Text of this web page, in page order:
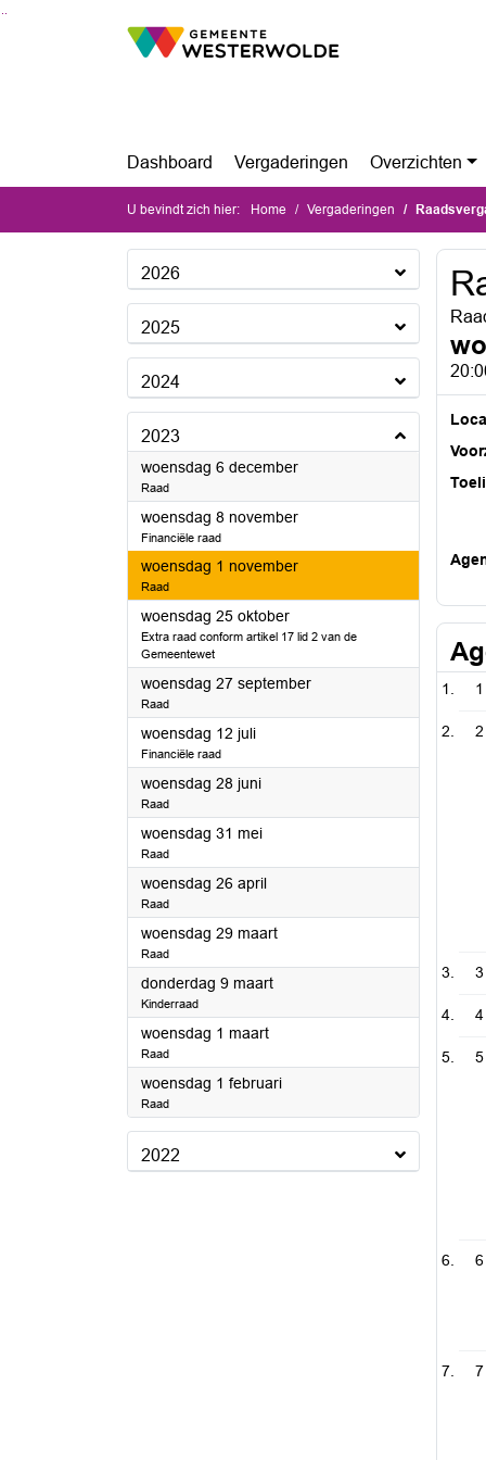
Ga naar de inhoud van deze pagina
Ga naar het zoeken
Ga naar het menu
Dashboard Vergaderingen Overzichten
U bevindt zich hier: Home Vergaderingen
2026
2025
2024
2023
woensdag 6 december2023
Raad
woensdag 8 november2023
Financiële raad
woensdag 1 november2023
Raad
woensdag 25 oktober2023
Extra raad conform artikel 17 lid 2 van de
Gemeentewet
woensdag 27 september2023
Raad
woensdag 12 juli2023
Financiële raad
woensdag 28 juni2023
Raad
woensdag 31 mei2023
Raad
woensdag 26 april2023
Raad
woensdag 29 maart2023
Raad
donderdag 9 maart2023
Kinderraad
woensdag 1 maart2023
Raad
woensdag 1 februari2023
Raad
2022
1
2
3
4
5
6
7